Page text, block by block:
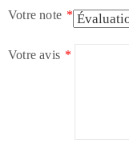
Votre note *
Votre avis *